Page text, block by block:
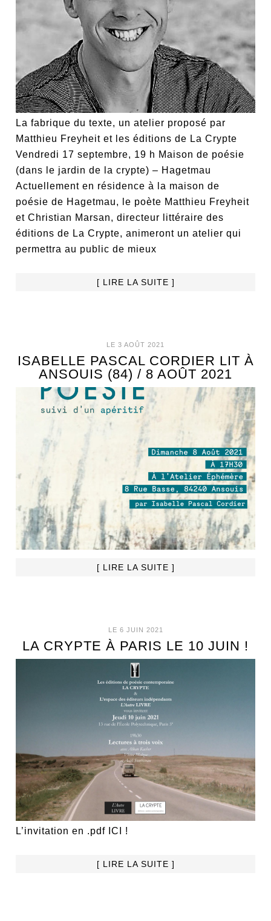
La fabrique du texte, un atelier proposé par
Matthieu Freyheit et les éditions de La Crypte
Vendredi 17 septembre, 19 h Maison de poésie
(dans le jardin de la crypte) – Hagetmau
Actuellement en résidence à la maison de
poésie de Hagetmau, le poète Matthieu Freyheit
et Christian Marsan, directeur littéraire des
éditions de La Crypte, animeront un atelier qui
permettra au public de mieux
[ LIRE LA SUITE ]
LE 3 AOÛT 2021
ISABELLE PASCAL CORDIER LIT À
ANSOUIS (84) / 8 AOÛT 2021
[ LIRE LA SUITE ]
LE 6 JUIN 2021
LA CRYPTE À PARIS LE 10 JUIN !
L’invitation en .pdf ICI !
[ LIRE LA SUITE ]